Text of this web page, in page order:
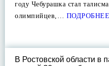
году Чебурашка стал
олимпийцев,… ПОДРОБНЕЕ
В Ростовской области в